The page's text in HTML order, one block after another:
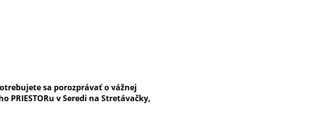
sa porozprávať o vážnej
v Seredi na Stretávačky,